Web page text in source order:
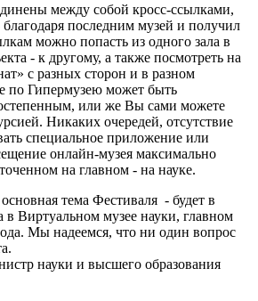
между собой кросс-ссылками,
последним музей и получил
можно попасть из одного зала в
- к другому, а также посмотреть на
с разных сторон и в разном
по Гипермузею может быть
или же Вы сами можете
Никаких очередей, отсутствие
специальное приложение или
онлайн-музея максимально
на главном - на науке.
тема Фестиваля - будет в
в Виртуальном музее науки, главном
Мы надеемся, что ни один вопрос
науки и высшего образования